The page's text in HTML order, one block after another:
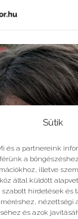
Sütik
és a partnereink
a
illetve
által küldött
hirdetések és
nézettségi
és azok
le a